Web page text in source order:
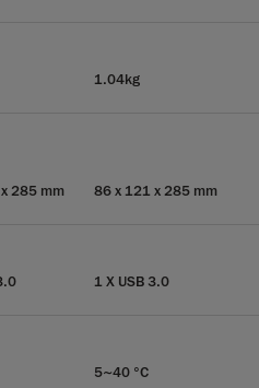
1.04kg
285 mm 86 x 121 x 285 mm
1 X USB 3.0
5~40 °C